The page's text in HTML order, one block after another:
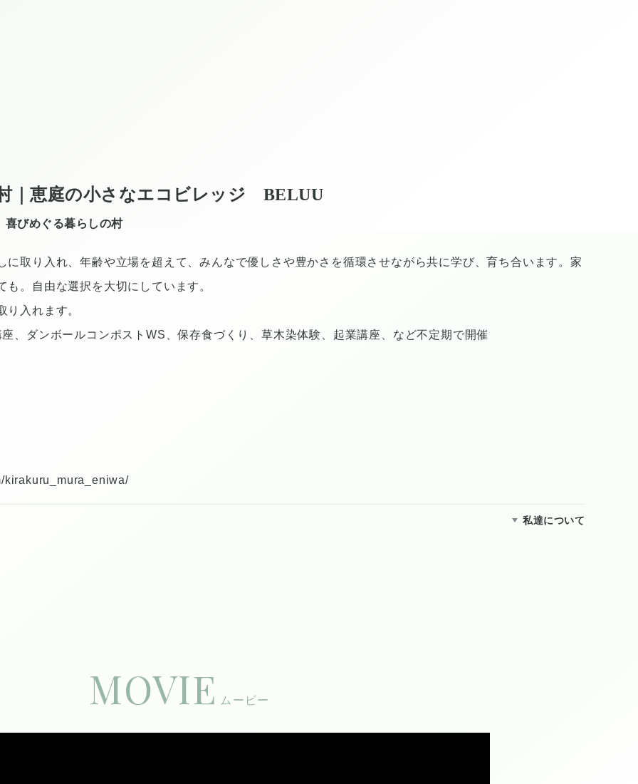
｜恵庭の小さなエコビレッジ BELUU
びめぐる暮らしの村
に取り入れ、年齢や立場を超えて、みんなで優しさや豊かさを循環させながら共に学び、育ち合います。家
。自由な選択を大切にしています。
り入れます。
、ダンボールコンポストWS、保存食づくり、草木染体験、起業講座、など不定期で開催
kirakuru_mura_eniwa/
私達について
MOVIE